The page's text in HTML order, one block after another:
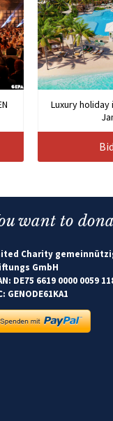
Luxury holiday
want to
Charity
GmbH
DE75 6619 0000 0059
GENODE61KA1